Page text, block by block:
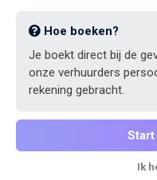
Hoe boeken?
Je boekt direct bij de
onze verhuurders
rekening gebracht.
Ik